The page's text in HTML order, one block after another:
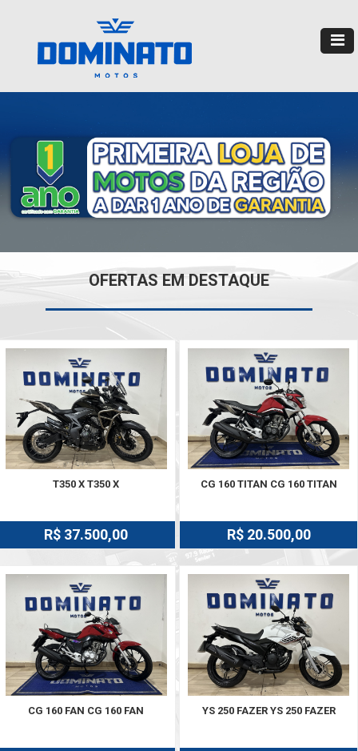
OFERTAS EM DESTAQUE
T350 X T350 X
R$ 37.500,00
CG 160 TITAN CG 160 TITAN
R$ 20.500,00
CG 160 FAN CG 160 FAN YS 250 FAZER YS 250 FAZER